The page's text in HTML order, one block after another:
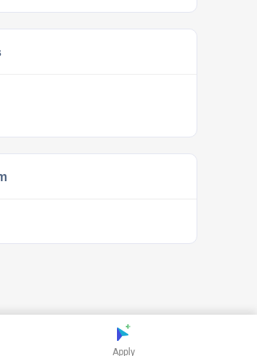
Apply